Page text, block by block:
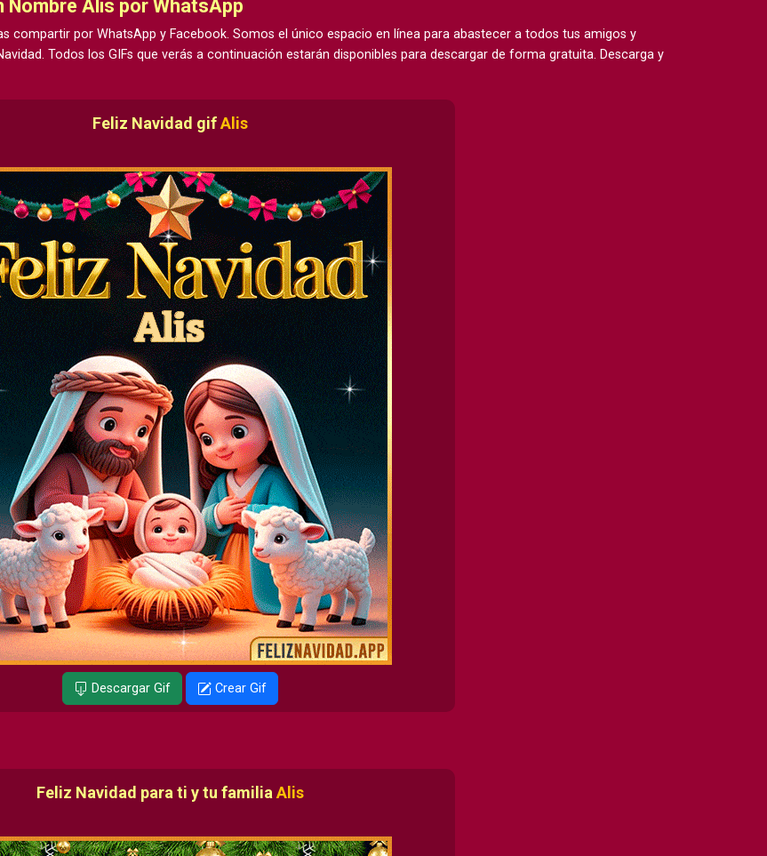
Alis por WhatsApp
compartir por WhatsApp y Facebook. Somos el único espacio en línea para abastecer a todos tus amigos y
Todos los GIFs que verás a continuación estarán disponibles para descargar de forma gratuita. Descarga y
Feliz Navidad gifAlis
Descargar Gif Crear Gif
Feliz Navidad para ti y tu familia Alis